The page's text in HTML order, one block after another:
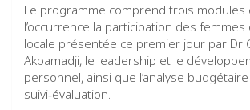
Le programme comprend trois modules
l’occurrence la participation des
locale présentée ce premier jour par Dr
Akpamadji, le leadership et le
personnel, ainsi que l’analyse
suivi‑évaluation.